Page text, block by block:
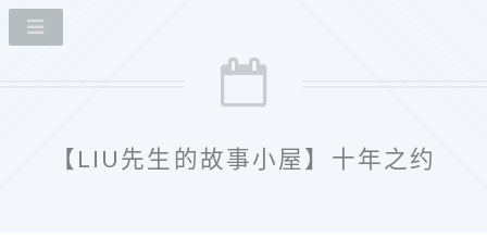
【LIU先生的故事小屋】十年之约